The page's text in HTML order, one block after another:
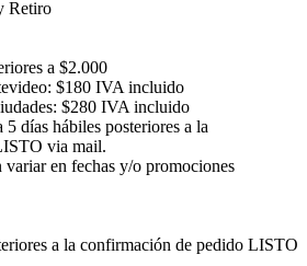
Retiro
a $2.000
$180 IVA incluido
$280 IVA incluido
días hábiles posteriores a la
via mail.
en fechas y/o promociones
a la confirmación de pedido LISTO